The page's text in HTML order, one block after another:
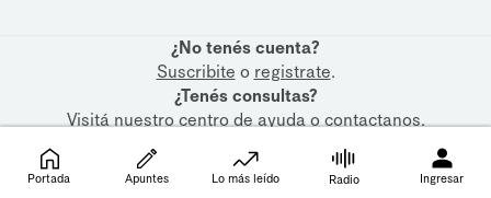
¿No tenés cuenta?
Suscribite o registrate.
¿Tenés consultas?
Visitá nuestrocentro de ayudaocontactanos.
Portada Apuntes Lo más leído Radio Ingresar